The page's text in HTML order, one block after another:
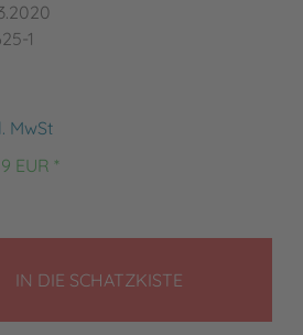
1
MwSt
EUR *
IN DIE SCHATZKISTELEGEN